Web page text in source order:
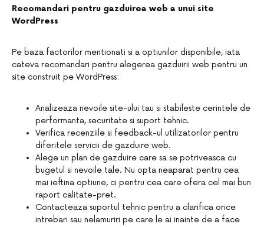
Recomandari pentru gazduirea web a unui site
WordPress
Pe baza factorilor mentionati si a optiunilor disponibile, iata
cateva recomandari pentru alegerea gazduirii web pentru un
site construit pe WordPress:
Analizeaza nevoile site-ului tau si stabileste cerintele de
performanta, securitate si suport tehnic.
Verifica recenziile si feedback-ul utilizatorilor pentru
diferitele servicii de gazduire web.
Alege un plan de gazduire care sa se potriveasca cu
bugetul si nevoile tale. Nu opta neaparat pentru cea
mai ieftina optiune, ci pentru cea care ofera cel mai bun
raport calitate-pret.
Contacteaza suportul tehnic pentru a clarifica orice
intrebari sau nelamuriri pe care le ai inainte de a face